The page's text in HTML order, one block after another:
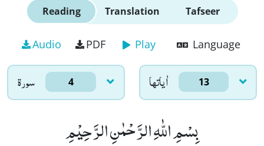
Reading Translation Tafseer
Audio PDF Play Language
سورۃ 4 اٰياتها 13
بِسْمِ اللّٰهِ الرَّحْمٰنِ الرَّحِیْمِ